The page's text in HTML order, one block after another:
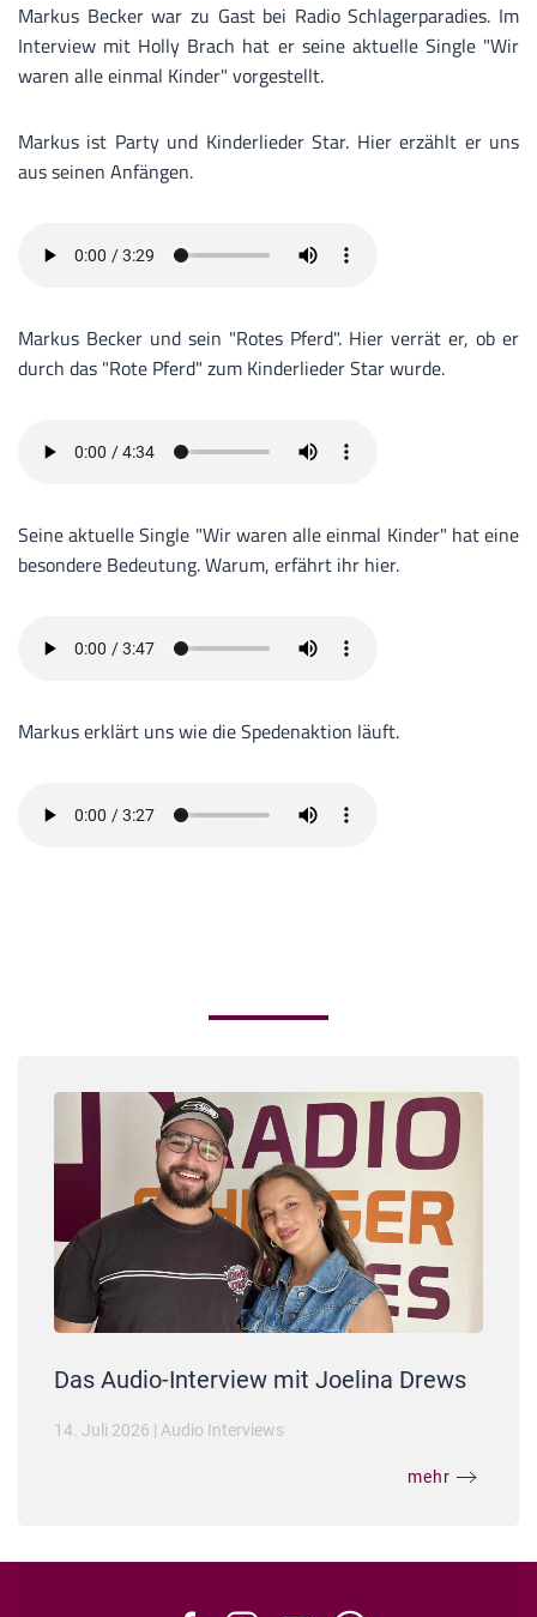
Markus Becker war zu Gast bei Radio Schlagerparadies. Im
Interview mit Holly Brach hat er seine aktuelle Single "Wir
waren alle einmal Kinder" vorgestellt.
Markus ist Party und Kinderlieder Star. Hier erzählt er uns
aus seinen Anfängen.
Markus Becker und sein "Rotes Pferd". Hier verrät er, ob er
durch das "Rote Pferd" zum Kinderlieder Star wurde.
Seine aktuelle Single "Wir waren alle einmal Kinder" hat eine
besondere Bedeutung. Warum, erfährt ihr hier.
Markus erklärt uns wie die Spedenaktion läuft.
Das Audio-Interview mit Joelina Drews
14. Juli 2026 | Audio Interviews
mehr